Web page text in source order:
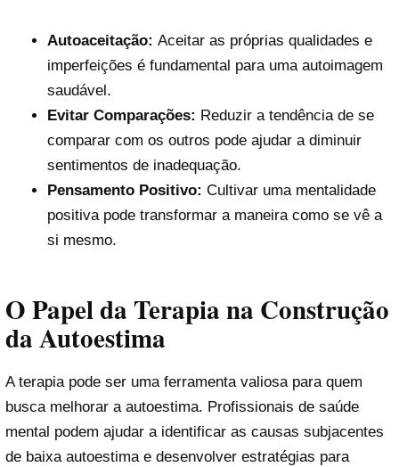
Autoaceitação: Aceitar as próprias qualidades e
imperfeições é fundamental para uma autoimagem
saudável.
Evitar Comparações: Reduzir a tendência de se
comparar com os outros pode ajudar a diminuir
sentimentos de inadequação.
Pensamento Positivo: Cultivar uma mentalidade
positiva pode transformar a maneira como se vê a
si mesmo.
O Papel da Terapia na Construção
da Autoestima
A terapia pode ser uma ferramenta valiosa para quem
busca melhorar a autoestima. Profissionais de saúde
mental podem ajudar a identificar as causas subjacentes
de baixa autoestima e desenvolver estratégias para